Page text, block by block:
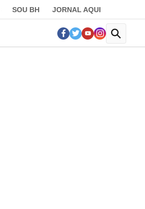
SOU BH JORNAL AQUI